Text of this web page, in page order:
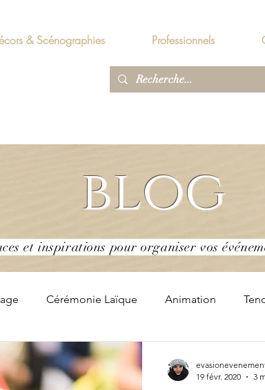
& Scénographies Professionnels
blog
et inspirations pour organiser vos
Cérémonie Laïque Animation
occasion Actualité
19 févr. 2020
3